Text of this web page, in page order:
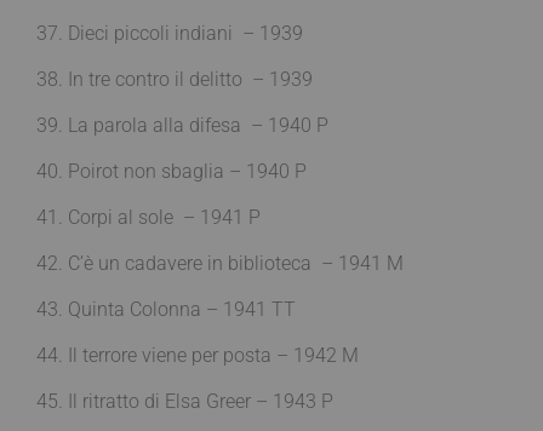
37. Dieci piccoli indiani – 1939
38. In tre contro il delitto – 1939
39. La parola alla difesa – 1940 P
40. Poirot non sbaglia – 1940 P
41. Corpi al sole – 1941 P
42. C’è un cadavere in biblioteca – 1941 M
43. Quinta Colonna – 1941 TT
44. Il terrore viene per posta – 1942 M
45. Il ritratto di Elsa Greer – 1943 P